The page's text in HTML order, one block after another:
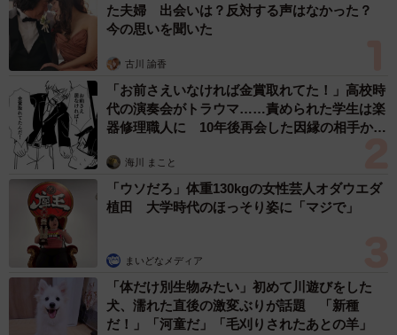
果が期待できるとのこと。また、焼肉やキャンプのとき
は、あらかじめ洗える衣類やアウターを選ぶことも臭い対
策として重要です。
▽出典：泥スッキリ本舗 公式インスタグラム／煙のニオ
イ取り方5選
https://www.instagram.com/p/C2KDIsnP729/
た夫婦 出会いは？反対する声はなかった？
今の思いを聞いた
古川 諭香
「お前さえいなければ金賞取れてた！」高校時
代の演奏会がトラウマ……責められた学生は楽
器修理職人に 10年後再会した因縁の相手から
海川 まこと
「ウソだろ」体重130kgの女性芸人オダウエダ
植田 大学時代のほっそり姿に「マジで」
まいどなメディア
「体だけ別生物みたい」初めて川遊びをした
犬、濡れた直後の激変ぶりが話題 「新種
だ！」「河童だ」「毛刈りされたあとの羊」